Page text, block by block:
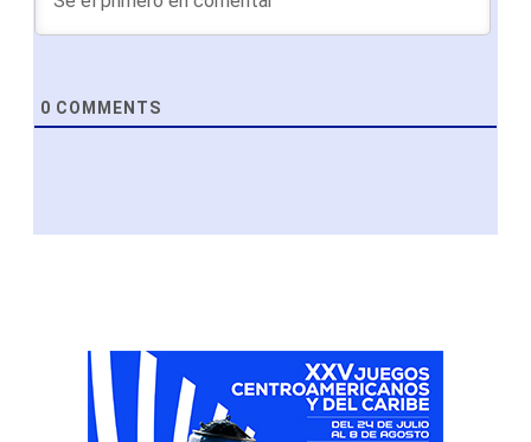
0 COMMENTS